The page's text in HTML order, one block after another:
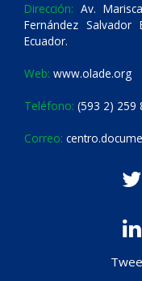
Dirección: Av.
Fernández
Ecuador.
Web: www.olade.org
Teléfono: (593 2) 259
Correo: